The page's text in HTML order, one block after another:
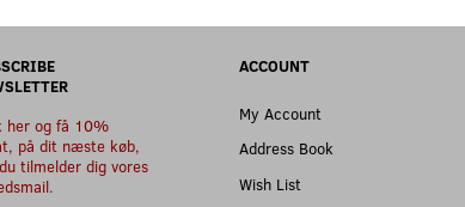
her og få 10%
på dit næste køb,
tilmelder dig vores
ACCOUNT
My Account
Address Book
Wish List